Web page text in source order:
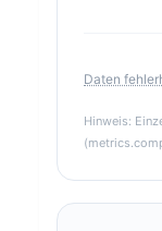
Daten
Hinweis: